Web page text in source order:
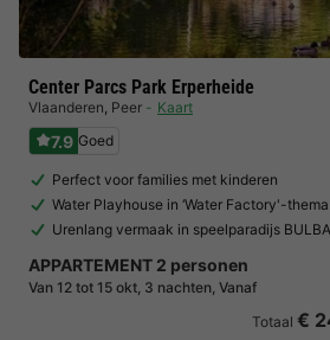
Center Parcs Park Erperheide
Vlaanderen, Peer Kaart
7.9 Goed
Perfect voor families met kinderen
Water Playhouse in ‘Water Factory'-thema
Urenlang vermaak in speelparadijs BULBA
APPARTEMENT 2 personen
Van 12 tot 15 okt, 3 nachten, Vanaf
Totaal €